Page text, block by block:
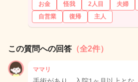
お金
怪我 2人目 夫婦
自営業
復帰 主人
この質問への回答 （全2件）
ママリ